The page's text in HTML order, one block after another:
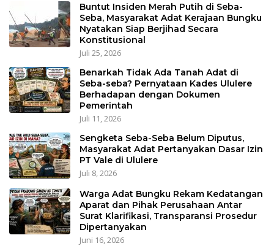
Buntut Insiden Merah Putih di Seba-
Seba, Masyarakat Adat Kerajaan Bungku
Nyatakan Siap Berjihad Secara
Konstitusional
Juli 25, 2026
Benarkah Tidak Ada Tanah Adat di
Seba-seba? Pernyataan Kades Ululere
Berhadapan dengan Dokumen
Pemerintah
Juli 11, 2026
Sengketa Seba-Seba Belum Diputus,
Masyarakat Adat Pertanyakan Dasar Izin
PT Vale di Ululere
Juli 8, 2026
Warga Adat Bungku Rekam Kedatangan
Aparat dan Pihak Perusahaan Antar
Surat Klarifikasi, Transparansi Prosedur
Dipertanyakan
Juni 16, 2026